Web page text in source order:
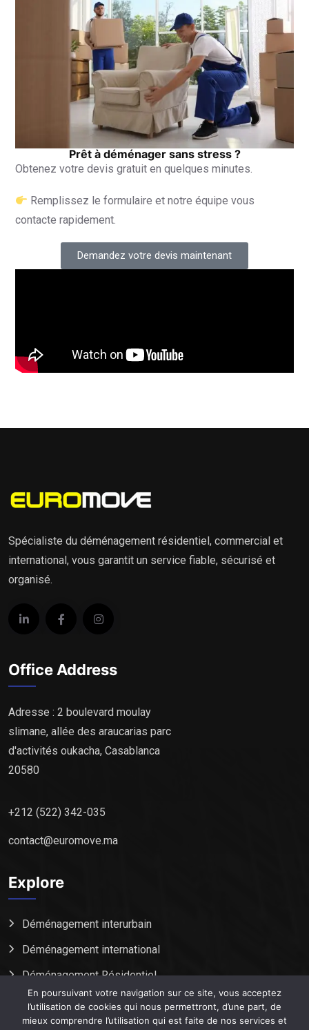
Prêt à déménager sans stress ?
Obtenez votre devis gratuit en quelques minutes.
Remplissez le formulaire et notre équipe vous
contacte rapidement.
Demandez votre devis maintenant
Spécialiste du déménagement résidentiel, commercial et
international, vous garantit un service fiable, sécurisé et
organisé.
Office Address
Adresse : 2 boulevard moulay
slimane, allée des araucarias parc
d'activités oukacha, Casablanca
20580
+212 (522) 342-035
contact@euromove.ma
Explore
Déménagement interurbain
Déménagement international
Déménagement Résidentiel
Déménagement Commercial
Euromove Messagerie
En poursuivant votre navigation sur ce site, vous acceptez
l’utilisation de cookies qui nous permettront, d’une part, de
mieux comprendre l’utilisation qui est faite de nos services et